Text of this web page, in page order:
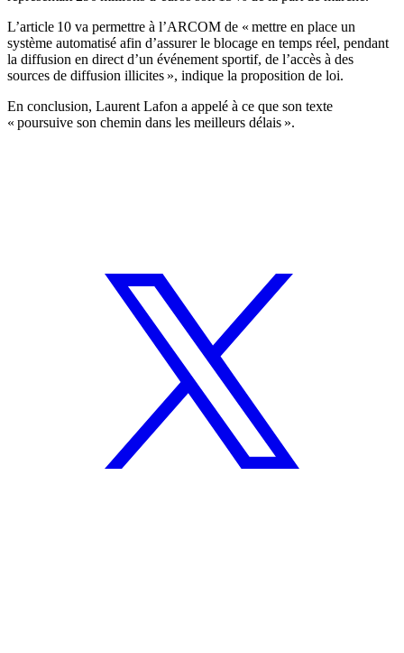
L’article 10 va permettre à l’ARCOM de « mettre en place un
système automatisé afin d’assurer le blocage en temps réel, pendant
la diffusion en direct d’un événement sportif, de l’accès à des
sources de diffusion illicites », indique la proposition de loi.
En conclusion, Laurent Lafon a appelé à ce que son texte
« poursuive son chemin dans les meilleurs délais ».